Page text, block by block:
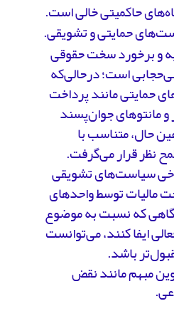
حاکمیتی خالی است.
و برخورد سخت حقوقی
است؛ درحالی‌که
حمایتی مانند پرداخت
و مانتوهای جوان‌پسند
حال، متناسب با
نظر قرار می‌گرفت.
سیاست‌های تشویقی
مالیات توسط واحدهای
که نسبت به موضوع
ایفا کنند، می‌توانست
باشد.
مبهم مانند نقض